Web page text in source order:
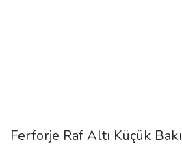
Ferforje Raf Altı Küçük